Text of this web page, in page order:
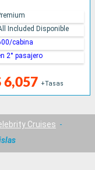
6,057 +Tasas
Included Disponible
cabina
2° pasajero
Cruises